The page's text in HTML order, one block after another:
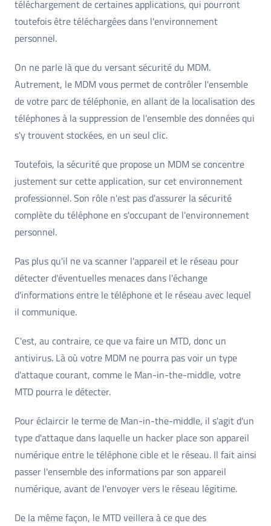
téléchargement de certaines applications, qui pourront
toutefois être téléchargées dans l'environnement
personnel.
On ne parle là que du versant sécurité du MDM.
Autrement, le MDM vous permet de contrôler l'ensemble
de votre parc de téléphonie, en allant de la localisation des
téléphones à la suppression de l'ensemble des données qui
s'y trouvent stockées, en un seul clic.
Toutefois, la sécurité que propose un MDM se concentre
justement sur cette application, sur cet environnement
professionnel. Son rôle n'est pas d'assurer la sécurité
complète du téléphone en s'occupant de l'environnement
personnel.
Pas plus qu'il ne va scanner l'appareil et le réseau pour
détecter d'éventuelles menaces dans l'échange
d'informations entre le téléphone et le réseau avec lequel
il communique.
C'est, au contraire, ce que va faire un MTD, donc un
antivirus. Là où votre MDM ne pourra pas voir un type
d'attaque courant, comme le Man-in-the-middle, votre
MTD pourra le détecter.
Pour éclaircir le terme de Man-in-the-middle, il s'agit d'un
type d'attaque dans laquelle un hacker place son appareil
numérique entre le téléphone cible et le réseau. Il fait ainsi
passer l'ensemble des informations par son appareil
numérique, avant de l'envoyer vers le réseau légitime.
De la même façon, le MTD veillera à ce que des